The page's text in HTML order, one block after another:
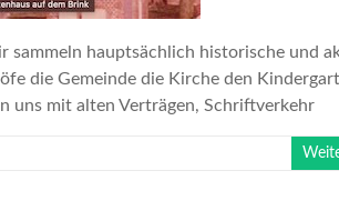
sammeln hauptsächlich historische und
die Gemeinde die Kirche den
uns mit alten Verträgen, Schriftverkehr